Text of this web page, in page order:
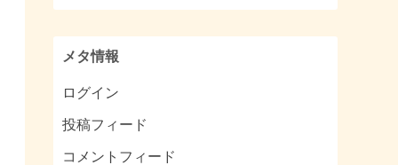
メタ情報
ログイン
投稿フィード
コメントフィード